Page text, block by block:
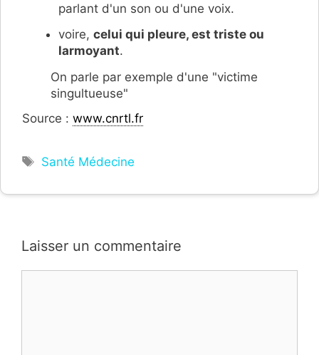
parlant d'un son ou d'une voix.
voire, celui qui pleure, est triste ou
larmoyant.
On parle par exemple d'une "victime
singultueuse"
Source : www.cnrtl.fr
Étiquettes
Santé Médecine
Laisser un commentaire